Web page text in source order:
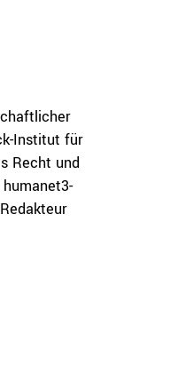
Institut für
Recht und